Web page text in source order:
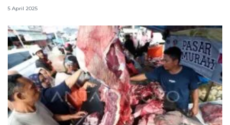
5 April 2025